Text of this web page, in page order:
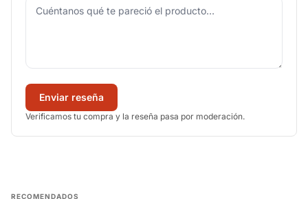
Enviar reseña
Verificamos tu compra y la reseña pasa por moderación.
RECOMENDADOS